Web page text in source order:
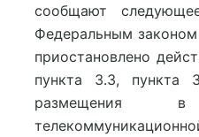
сообщают
Федеральным
приостановлено
пункта 3.3, пункта
размещения в